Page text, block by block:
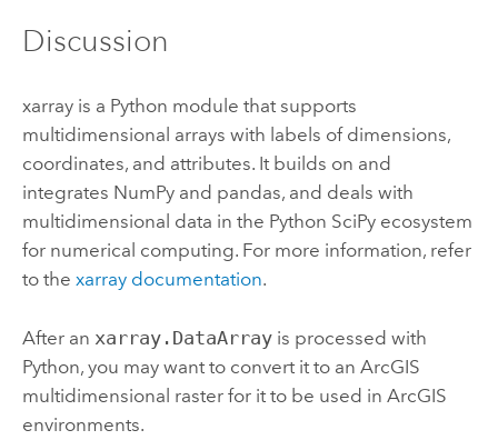
Discussion
xarray is a Python module that supports
multidimensional arrays with labels of dimensions,
coordinates, and attributes. It builds on and
integrates NumPy and pandas, and deals with
multidimensional data in the Python SciPy ecosystem
for numerical computing. For more information, refer
to the xarray documentation.
After an xarray.DataArrayis processed with
Python, you may want to convert it to an ArcGIS
multidimensional raster for it to be used in ArcGIS
environments.